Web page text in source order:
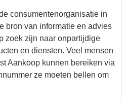
consumentenorganisatie in
bron van informatie en advies
zoek zijn naar onpartijdige
en diensten. Veel mensen
Aankoop kunnen bereiken via
ze moeten bellen om